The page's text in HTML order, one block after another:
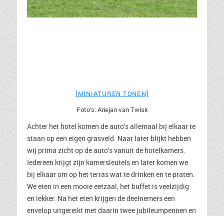
[MINIATUREN TONEN]
Foto’s: Ariejan van Twisk
Achter het hotel komen de auto’s allemaal bij elkaar te
staan op een eigen grasveld. Naar later blijkt hebben
wij prima zicht op de auto’s vanuit de hotelkamers.
Iedereen krijgt zijn kamersleutels en later komen we
bij elkaar om op het terras wat te drinken en te praten.
We eten in een mooie eetzaal, het buffet is veelzijdig
en lekker. Na het eten krijgen de deelnemers een
envelop uitgereikt met daarin twee jubileumpennen en